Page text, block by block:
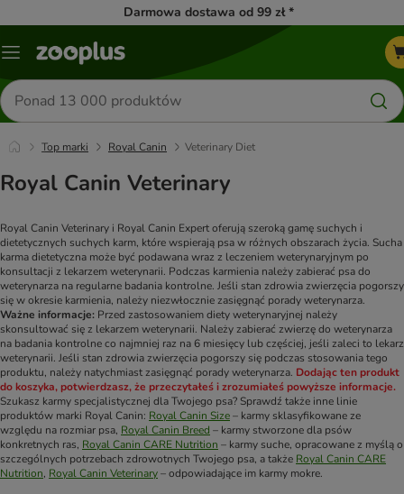
Darmowa dostawa od 99 zł *
Menu
Szukaj
produktów
Top marki Royal Canin Veterinary Diet
Royal Canin Veterinary
Royal Canin Veterinary i Royal Canin Expert oferują szeroką gamę suchych i
dietetycznych suchych karm, które wspierają psa w różnych obszarach życia. Sucha
karma dietetyczna może być podawana wraz z leczeniem weterynaryjnym po
konsultacji z lekarzem weterynarii. Podczas karmienia należy zabierać psa do
weterynarza na regularne badania kontrolne. Jeśli stan zdrowia zwierzęcia pogorszy
się w okresie karmienia, należy niezwłocznie zasięgnąć porady weterynarza.
Ważne informacje: Przed zastosowaniem diety weterynaryjnej należy
skonsultować się z lekarzem weterynarii. Należy zabierać zwierzę do weterynarza
na badania kontrolne co najmniej raz na 6 miesięcy lub częściej, jeśli zaleci to lekarz
weterynarii. Jeśli stan zdrowia zwierzęcia pogorszy się podczas stosowania tego
produktu, należy natychmiast zasięgnąć porady weterynarza. Dodając ten produkt
do koszyka, potwierdzasz, że przeczytałeś i zrozumiałeś powyższe informacje.
Szukasz karmy specjalistycznej dla Twojego psa? Sprawdź także inne linie
produktów marki Royal Canin: Royal Canin Size– karmy sklasyfikowane ze
względu na rozmiar psa, Royal Canin Breed – karmy stworzone dla psów
konkretnych ras, Royal Canin CARE Nutrition – karmy suche, opracowane z myślą o
szczególnych potrzebach zdrowotnych Twojego psa, a także Royal Canin CARE
Nutrition, Royal Canin Veterinary– odpowiadające im karmy mokre.